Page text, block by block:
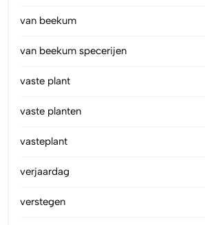
van beekum
van beekum specerijen
vaste plant
vaste planten
vasteplant
verjaardag
verstegen